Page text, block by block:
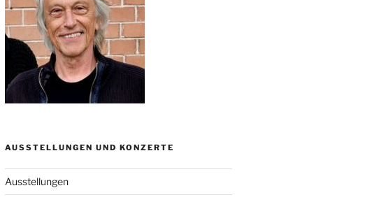
AUSSTELLUNGEN UND KONZERTE
Ausstellungen